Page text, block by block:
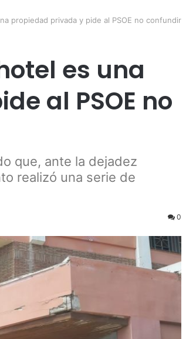
propiedad privada y pide al PSOE no confundir
es una
al PSOE no
que, ante la dejadez
realizó una serie de
0